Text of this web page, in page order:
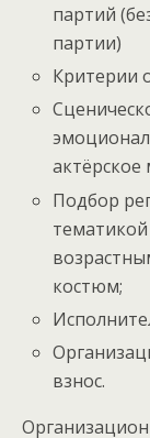
партий
партии)
Критерии
актёрское
Подбор
костюм;
взнос.